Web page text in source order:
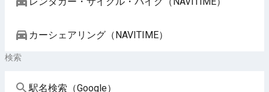
カーシェアリング（NAVITIME）
検索
駅名検索（Google）